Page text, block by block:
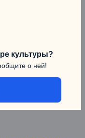
культуры?
о ней!